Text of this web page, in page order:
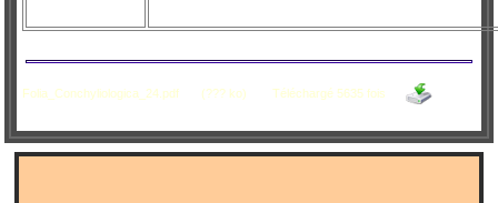
Folia_Conchyliologica_24.pdf (??? ko) Téléchargé 5635 fois